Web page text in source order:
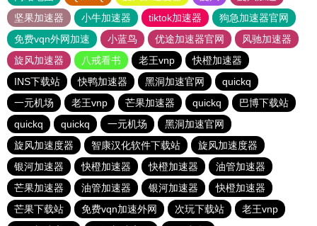
坚果加速器
小牛加速器 tiktok加速器
狗急加速器官网
免费vqn外网加速
小蓝鸟 优途加速器官网
风驰加速器
旋风加速器
八戒看书 老王vnp
快橙加速器
INS下载站
快鸭加速器 黑洞加速官网
quickq
一元机场
老王vnp 芒果加速器 quickq
巴博下载站
quickq
quickq 一元机场
黑洞加速官网
旋风加速度器
智康汉化软件下载站
旋风加速度器
银河加速器
快橙加速器 快橙加速器
油管加速器
芒果加速器
油管加速器 银河加速器
快橙加速器
芒果下载站
免费vqn加速外网 次玩下载站
老王vnp